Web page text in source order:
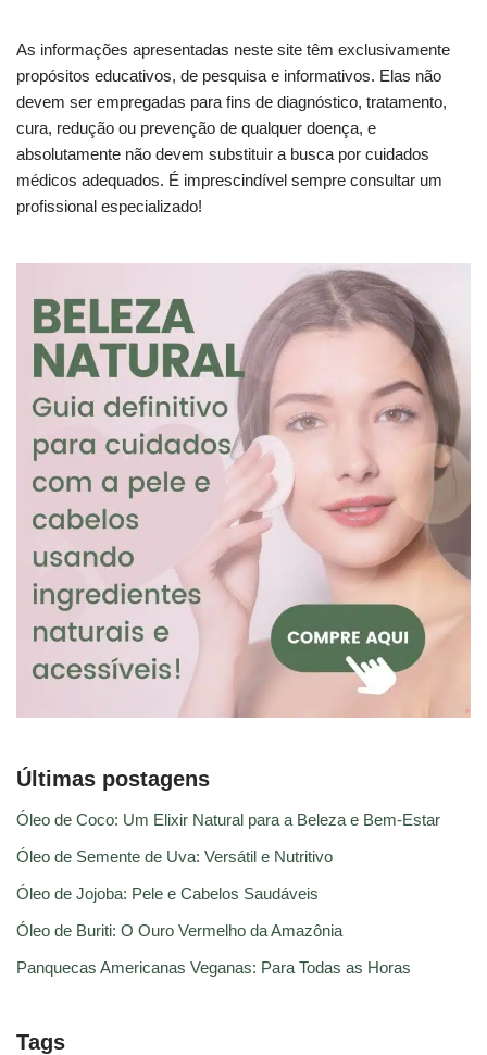
As informações apresentadas neste site têm exclusivamente
propósitos educativos, de pesquisa e informativos. Elas não
devem ser empregadas para fins de diagnóstico, tratamento,
cura, redução ou prevenção de qualquer doença, e
absolutamente não devem substituir a busca por cuidados
médicos adequados. É imprescindível sempre consultar um
profissional especializado!
Últimas postagens
Óleo de Coco: Um Elixir Natural para a Beleza e Bem-Estar
Óleo de Semente de Uva: Versátil e Nutritivo
Óleo de Jojoba: Pele e Cabelos Saudáveis
Óleo de Buriti: O Ouro Vermelho da Amazônia
Panquecas Americanas Veganas: Para Todas as Horas
Tags